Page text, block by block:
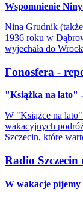
Wspomnienie
Nina Grudnik
1936 roku w
wyjechała do
Fonosfera -
"Książka na lato"
W "Książce na lato"
wakacyjnych
Szczecin, które
Radio Szczecin
W wakacje pijemy